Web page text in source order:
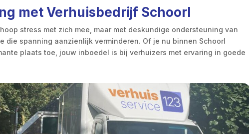
met Verhuisbedrijf Schoorl
stress met zich mee, maar met deskundige ondersteuning van
die spanning aanzienlijk verminderen. Of je nu binnen Schoorl
plaats toe, jouw inboedel is bij verhuizers met ervaring in goede